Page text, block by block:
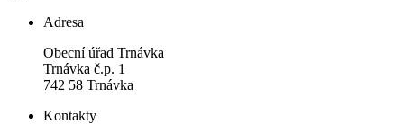
Adresa
Obecní úřad Trnávka
Trnávka č.p. 1
742 58 Trnávka
Kontakty